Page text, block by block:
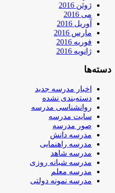
ژوئن 2016
می 2016
آوریل 2016
مارس 2016
فوریه 2016
ژانویه 2016
دسته‌ها
اخبار مدرسه جدید
دسته‌بندی نشده
روانشناسی مدرسه
سایت مدرسه
صور مدرسه
مدرسه دانش
مدرسه راهنمایی
مدرسه شاهد
مدرسه شبانه روزی
مدرسه معلم
مدرسه نمونه دولتی